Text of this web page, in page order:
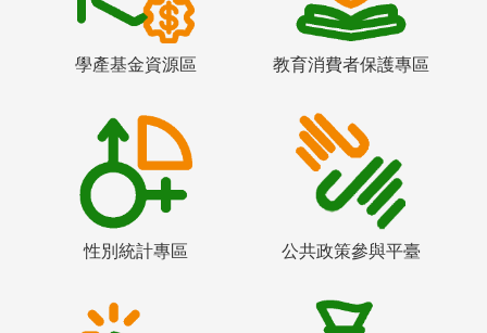
學產基金資源區 教育消費者保護專區
性別統計專區 公共政策參與平臺